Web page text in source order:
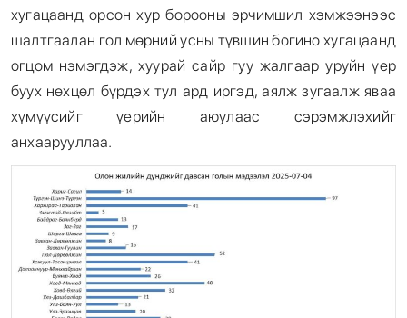
хугацаанд орсон хур борооны эрчимшил хэмжээнээс
шалтгаалан гол мөрний усны түвшин богино хугацаанд
огцом нэмэгдэж, хуурай сайр гуу жалгаар уруйн үер
буух нөхцөл бүрдэх тул ард иргэд, аялж зугаалж яваа
хүмүүсийг үерийн аюулаас сэрэмжлэхийг
анхаарууллаа.